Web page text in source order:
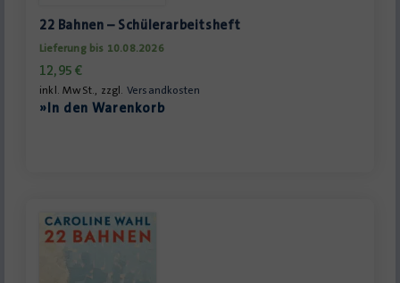
22 Bahnen – Schülerarbeitsheft
Lieferung bis 10.08.2026
12,95€
inkl. MwSt., zzgl. Versandkosten
»In den Warenkorb